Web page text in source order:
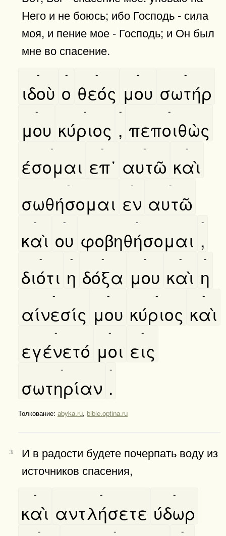
Него и не боюсь; ибо Господь - сила
моя, и пение мое - Господь; и Он был
мне во спасение.
ιδοὺ
-
ο
-
θεός
-
μου
-
σωτήρ
-
μου
-
κύριος
-
,
-
πεποιθὼς
-
έσομαι
-
επ᾿
-
αυτῶ
-
καὶ
-
σωθήσομαι
-
εν
-
αυτῶ
-
καὶ
-
ου
-
φοβηθήσομαι
-
,
-
διότι
-
η
-
δόξα
-
μου
-
καὶ
-
η
-
αίνεσίς
-
μου
-
κύριος
-
καὶ
-
εγένετό
-
μοι
-
εις
-
σωτηρίαν
-
.
-
Толкование: abyka.ru, bible.optina.ru
3
И в радости будете почерпать воду из
источников спасения,
καὶ
-
αντλήσετε
-
ύδωρ
-
- - -